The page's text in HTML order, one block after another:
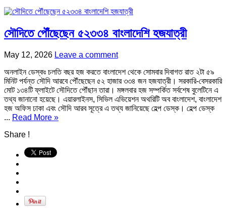
সৌদিতে পৌঁছেছেন ৫২৩৩৪ বাংলাদেশি হজযাত্রী
May 12, 2026 Leave a comment
অনলাইন ডেস্কঃ চলতি বছর হজ করতে বাংলাদেশ থেকে সোমবার দিবাগত রাত ২টা ৫৯
মিনিট পর্যন্ত সৌদি আরবে পৌঁছেছেন ৫২ হাজার ৩৩৪ জন হজযাত্রী। সরকারি-বেসরকারি
মোট ১৩৪টি ফ্লাইটে সৌদিতে পৌঁছান তারা। মঙ্গলবার হজ সম্পর্কিত সর্বশেষ বুলেটিনে এ
তথ্য জানানো হয়েছে। এয়ারলাইনস, সিভিল এভিয়েশন অথরিটি অব বাংলাদেশ, বাংলাদেশ
হজ অফিস ঢাকা এবং সৌদি আরব সূত্রে এ তথ্য জানিয়েছে হেল্প ডেস্ক। হেল্প ডেস্ক
... Read More »
Share !